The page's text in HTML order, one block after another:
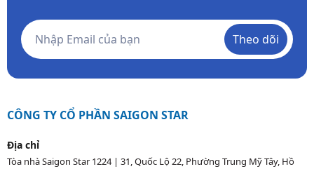
Theo dõi
CÔNG TY CỔ PHẦN SAIGON STAR
Địa chỉ
Tòa nhà Saigon Star 1224 | 31, Quốc Lộ 22, Phường Trung Mỹ Tây, Hồ